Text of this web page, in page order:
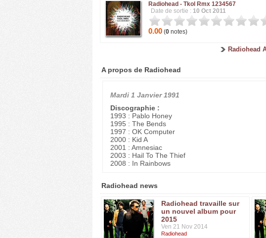
Radiohead - Tkol Rmx 1234567
Date de sortie : 10 Oct 2011
0.00 (0 notes)
Radiohead
A propos de Radiohead
Mardi 1 Janvier 1991
Discographie :
1993 : Pablo Honey
1995 : The Bends
1997 : OK Computer
2000 : Kid A
2001 : Amnesiac
2003 : Hail To The Thief
2008 : In Rainbows
Radiohead news
Radiohead travaille sur
un nouvel album pour
2015
Ven 21 Nov 2014
Radiohead